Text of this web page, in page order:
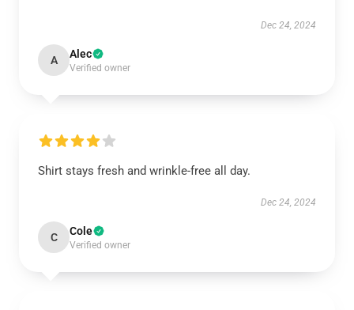
Dec 24, 2024
A Alec
Verified owner
Shirt stays fresh and wrinkle-free all day.
Dec 24, 2024
C Cole
Verified owner